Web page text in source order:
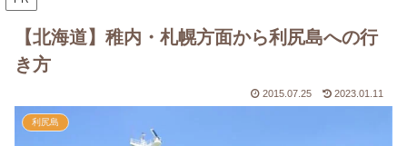
【北海道】稚内・札幌方面から利尻島への行
き方
2015.07.25 2023.01.11
利尻島